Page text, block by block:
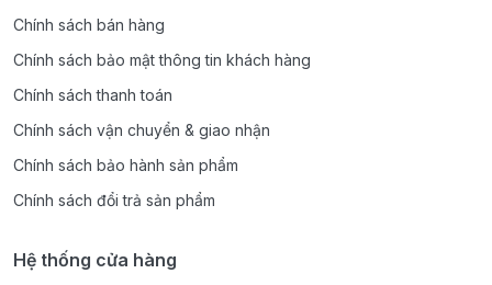
Chính sách bán hàng
Chính sách bảo mật thông tin khách hàng
Chính sách thanh toán
Chính sách vận chuyển & giao nhận
Chính sách bảo hành sản phẩm
Chính sách đổi trả sản phẩm
Hệ thống cửa hàng